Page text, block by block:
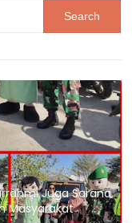
Juga Sarana
Masyarakat